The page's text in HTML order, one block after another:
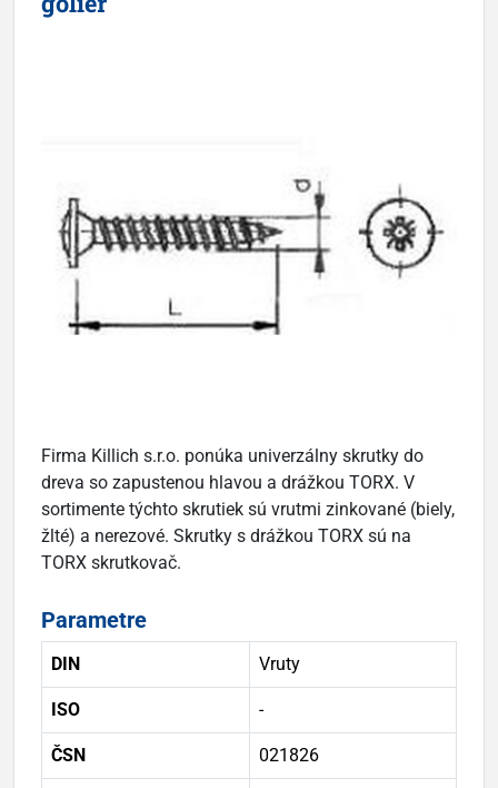
Firma Killich s.r.o. ponúka univerzálny skrutky do
dreva so zapustenou hlavou a drážkou TORX. V
sortimente týchto skrutiek sú vrutmi zinkované (biely,
žlté) a nerezové. Skrutky s drážkou TORX sú na
TORX skrutkovač.
Parametre
DIN Vruty
ISO -
ČSN 021826